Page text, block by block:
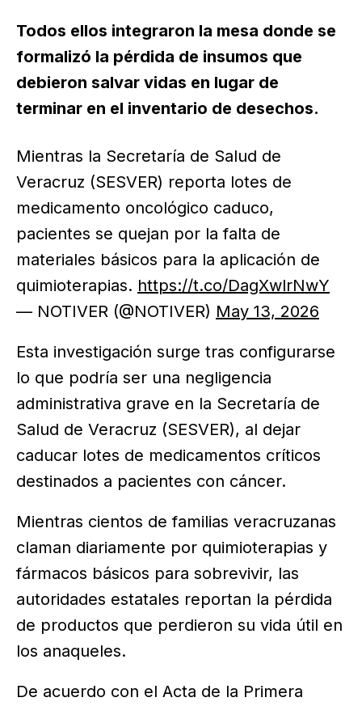
Todos ellos integraron la mesa donde se
formalizó la pérdida de insumos que
debieron salvar vidas en lugar de
terminar en el inventario de desechos.
Mientras la Secretaría de Salud de
Veracruz (SESVER) reporta lotes de
medicamento oncológico caduco,
pacientes se quejan por la falta de
materiales básicos para la aplicación de
quimioterapias. https://t.co/DagXwlrNwY
— NOTIVER (@NOTIVER) May 13, 2026
Esta investigación surge tras configurarse
lo que podría ser una negligencia
administrativa grave en la Secretaría de
Salud de Veracruz (SESVER), al dejar
caducar lotes de medicamentos críticos
destinados a pacientes con cáncer.
Mientras cientos de familias veracruzanas
claman diariamente por quimioterapias y
fármacos básicos para sobrevivir, las
autoridades estatales reportan la pérdida
de productos que perdieron su vida útil en
los anaqueles.
De acuerdo con el Acta de la Primera